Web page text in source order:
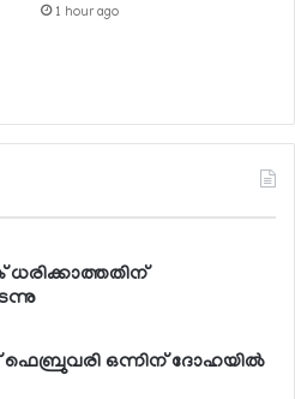
1 hour ago
ഒന്നിന് ദോഹയില്‍